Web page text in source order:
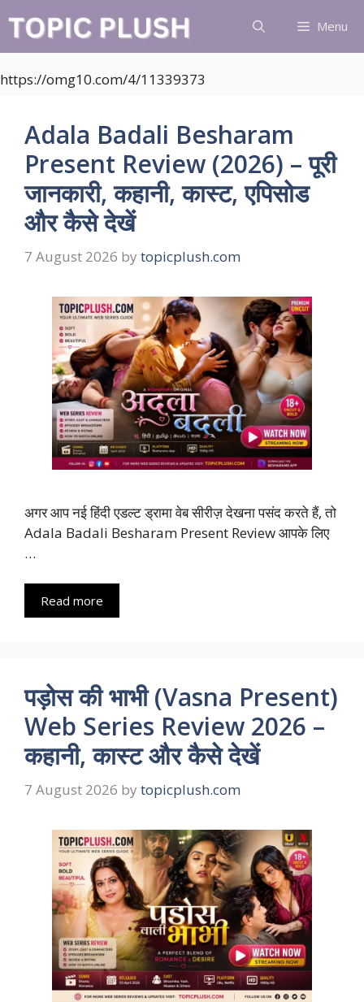
content
Menu
https://omg10.com/4/11339373
Adala Badali Besharam
Present Review (2026) – पूरी
जानकारी, कहानी, कास्ट, एपिसोड
और कैसे देखें
7 August 2026 by topicplush.com
अगर आप नई हिंदी एडल्ट ड्रामा वेब सीरीज़ देखना पसंद करते हैं, तो
Adala Badali Besharam Present Review आपके लिए
…
Read more
पड़ोस की भाभी (Vasna Present)
Web Series Review 2026 –
कहानी, कास्ट और कैसे देखें
7 August 2026 by topicplush.com